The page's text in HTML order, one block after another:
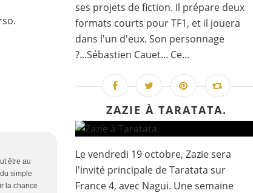
être au
simple
la chance
ses projets de fiction. Il prépare deux
formats courts pour TF1, et il jouera
dans l'un d'eux. Son personnage
?...Sébastien Cauet... Ce...
ZAZIE À TARATATA.
Le vendredi 19 octobre, Zazie sera
l'invité principale de Taratata sur
France 4, avec Nagui. Une semaine